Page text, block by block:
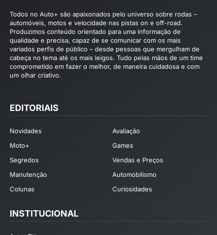
Todos no Auto+ são apaixonados pelo universo sobre rodas –
automóveis, motos e velocidade nas pistas on e off-road.
Produzimos conteúdo orientado para uma informação de
qualidade e precisa, capaz de se comunicar com os mais
variados perfis de público – desde pessoas que mergulham de
cabeça no tema até os mais leigos. Tudo pelas mãos de um time
comprometido em fazer o melhor, de maneira cuidadosa e com
um olhar criativo.
EDITORIAIS
Novidades
Avaliação
Moto+
Games
Segredos
Vendas e Preços
Manutenção
Automobilismo
Colunas
Curiosidades
INSTITUCIONAL